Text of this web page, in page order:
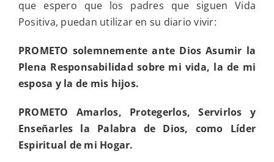
que espero que los padres que siguen Vida
Positiva, puedan utilizar en su diario vivir:
PROMETO solemnemente ante Dios Asumir la
Plena Responsabilidad sobre mi vida, la de mi
esposa y la de mis hijos.
PROMETO
Amarlos, Protegerlos, Servirlos y
Enseñarles la Palabra de Dios, como Líder
Espiritual de mi Hogar.